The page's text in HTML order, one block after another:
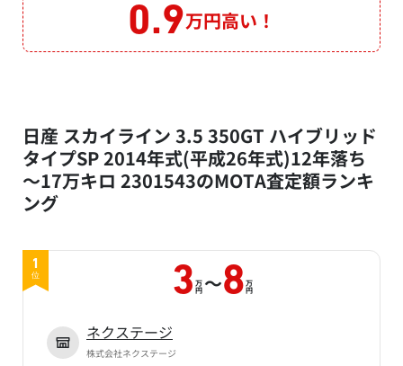
0.9万円高い！
日産 スカイライン 3.5 350GT ハイブリッド
タイプSP 2014年式(平成26年式)12年落ち
～17万キロ 2301543のMOTA査定額ランキ
ング
1
位 3 万
円 ～8万
円
ネクステージ
株式会社ネクステージ